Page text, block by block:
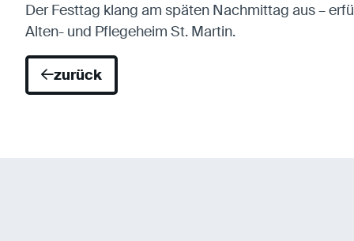
Der Festtag klang am späten Nachmittag aus –
Alten- und Pflegeheim St. Martin.
zurück